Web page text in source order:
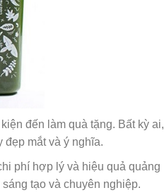
đến làm quà tặng. Bất kỳ ai,
đẹp mắt và ý nghĩa.
phí hợp lý và hiệu quả quảng
tạo và chuyên nghiệp.